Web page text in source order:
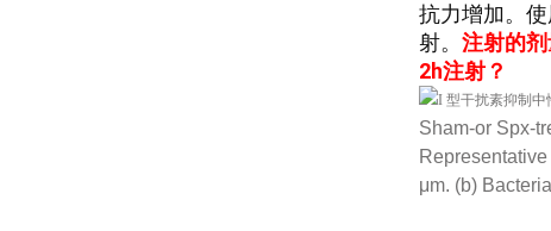
抗力增加。
射。 注射的
2h注射？
Sham-or Spx-
μm. (b)